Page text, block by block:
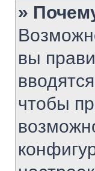
»
вы
чтобы